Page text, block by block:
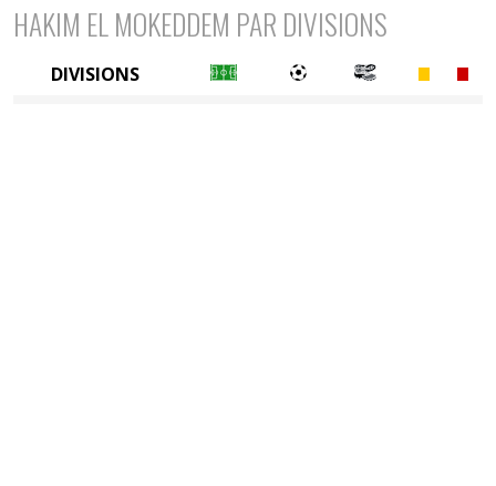
HAKIM EL MOKEDDEM PAR DIVISIONS
DIVISIONS